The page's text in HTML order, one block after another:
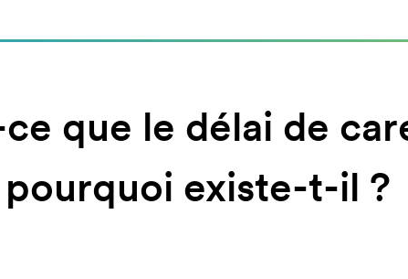
ce que le délai de
pourquoi existe-t-il ?